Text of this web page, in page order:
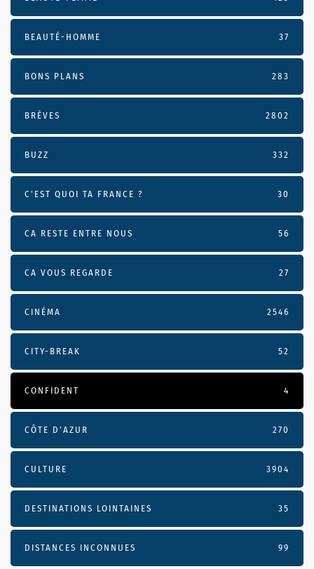
BEAUTÉ-HOMME 37
BONS PLANS 283
BRÈVES 2802
BUZZ 332
C'EST QUOI TA FRANCE ? 30
CA RESTE ENTRE NOUS 56
CA VOUS REGARDE 27
CINÉMA 2546
CITY-BREAK 52
CONFIDENT 4
CÔTE D’AZUR 270
CULTURE 3904
DESTINATIONS LOINTAINES 35
DISTANCES INCONNUES 99